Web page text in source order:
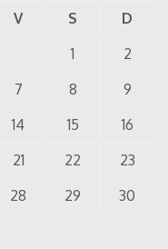
V S
D
1
2
7 8
9
14 15
16
21 22
23
28 29
30